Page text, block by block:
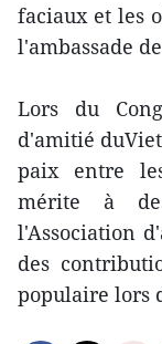
faciaux et les
l'ambassade
Lors du
d'amitié
paix entre
mérite à
l'Association
des
populaire lors